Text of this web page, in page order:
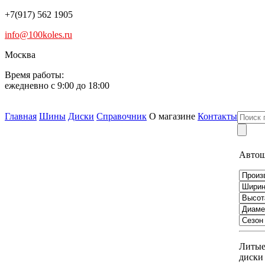
+7(917) 562 1905
info@100koles.ru
Москва
Время работы:
ежедневно с 9:00 до 18:00
Главная Шины Диски Справочник О магазине Контакты
Литые
диски